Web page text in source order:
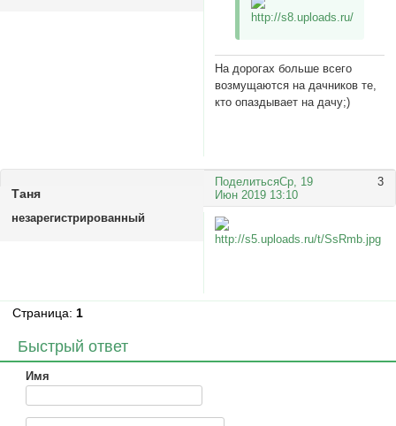
На дорогах больше всего
возмущаются на дачников те,
кто опаздывает на дачу;)
Поделиться 3
Ср, 19
Июн 2019 13:10
Таня
незарегистрированный
Страница:1
Быстрый ответ
Имя